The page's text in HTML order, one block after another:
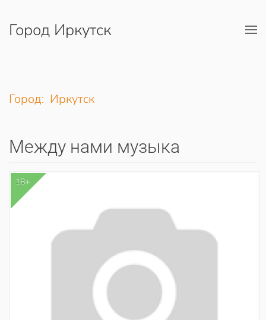
Перейти к содержимому
Город Иркутск
Город: Иркутск
Между нами музыка
18+